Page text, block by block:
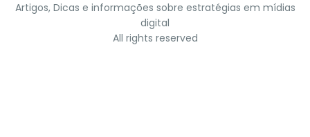
Artigos, Dicas e informações sobre estratégias em mídias
digital
All rights reserved